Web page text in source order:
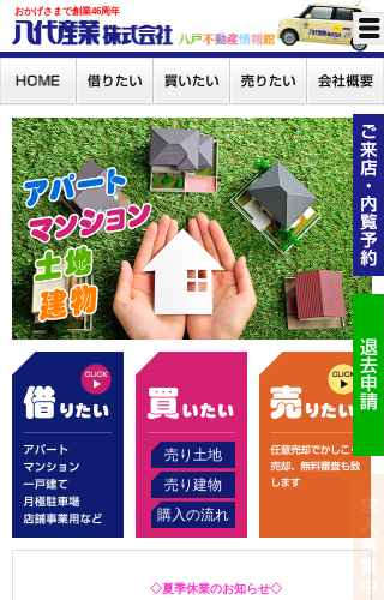
おかげさまで創業46周年
売り土地
売り建物
購入の流れ
◇夏季休業のお知らせ◇